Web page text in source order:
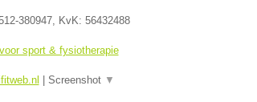
380947, KvK: 56432488
sport & fysiotherapie
Screenshot ▼